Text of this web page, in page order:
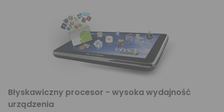
Błyskawiczny procesor - wysoka wydajność
urządzenia